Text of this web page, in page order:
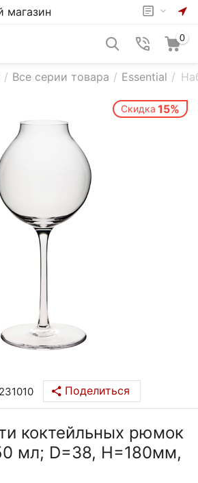
магазин
0
/ Все серии товара / Essential /
Скидка 15%
Поделиться
коктейльных рюмок
мл; D=38, H=180мм,